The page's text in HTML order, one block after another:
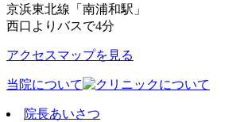
京浜東北線「南浦和駅」
西口よりバスで4分
アクセスマップを見る
当院について
院長あいさつ